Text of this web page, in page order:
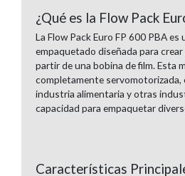
¿Qué es la Flow Pack
La Flow Pack Euro FP 600 PBA es
empaquetado diseñada para
partir de una bobina de film. Esta
completamente servomotorizada,
industria alimentaria y otras
capacidad para empaquetar
Características